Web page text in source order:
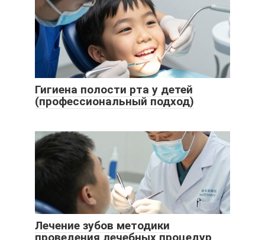
Гигиена полости рта у детей
(профессиональный подход)
Лечение зубов методики
проведения лечебных процедур